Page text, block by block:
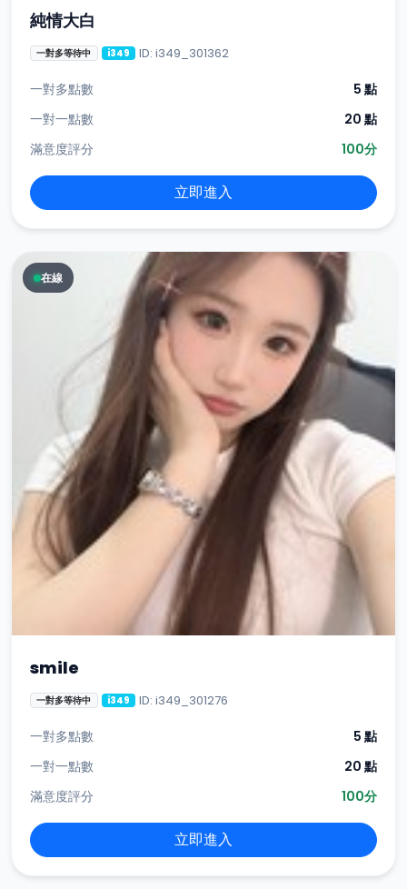
純情大白
一對多等待中 i349 ID: i349_301362
一對多點數
5 點
一對一點數
20 點
滿意度評分
100分
立即進入
在線
smile
一對多等待中 i349 ID: i349_301276
一對多點數
5 點
一對一點數
20 點
滿意度評分
100分
立即進入